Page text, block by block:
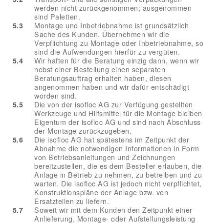
werden nicht zurückgenommen; ausgenommen
sind Paletten.
5.3
Montage und Inbetriebnahme ist grundsätzlich
Sache des Kunden. Übernehmen wir die
Verpflichtung zu Montage oder Inbetriebnahme, so
sind die Aufwendungen hierfür zu vergüten.
5.4
Wir haften für die Beratung einzig dann, wenn wir
nebst einer Bestellung einen separaten
Beratungsauftrag erhalten haben, diesen
angenommen haben und wir dafür entschädigt
worden sind.
5.5
Die von der isofloc AG zur Verfügung gestellten
Werkzeuge und Hilfsmittel für die Montage bleiben
Eigentum der isofloc AG und sind nach Abschluss
der Montage zurückzugeben.
5.6
Die isofloc AG hat spätestens im Zeitpunkt der
Abnahme die notwendigen Informationen in Form
von Betriebsanleitungen und Zeichnungen
bereitzustellen, die es dem Besteller erlauben, die
Anlage in Betrieb zu nehmen, zu betreiben und zu
warten. Die isofloc AG ist jedoch nicht verpflichtet,
Konstruktionspläne der Anlage bzw. von
Ersatzteilen zu liefern.
5.7
Soweit wir mit dem Kunden den Zeitpunkt einer
Anlieferung, Montage- oder Aufstellungsleistung